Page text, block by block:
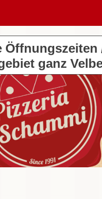
Öffnungszeiten
ganz